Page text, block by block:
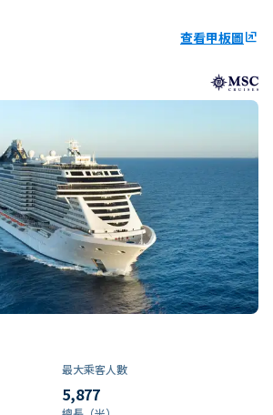
查看甲板圖ungroup
最大乘客人數
5,877